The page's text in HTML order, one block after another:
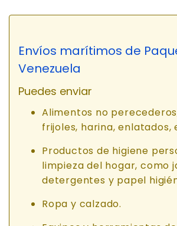
Envíos marítimos de
Venezuela
Puedes enviar
Alimentos no
frijoles, harina, enlatados,
Productos de higiene
limpieza del hogar, como
detergentes y papel
Ropa y calzado.